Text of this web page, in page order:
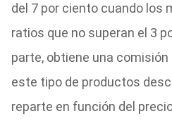
del 7 por ciento cuando los
ratios que no superan el 3
parte, obtiene una comisión
este tipo de productos
reparte en función del